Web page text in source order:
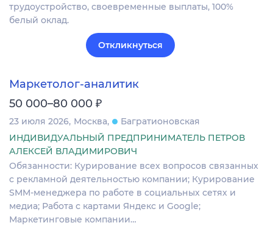
трудоустройство, своевременные выплаты, 100%
белый оклад.
Откликнуться
Маркетолог-аналитик
50 000–80 000 ₽
23 июля 2026 Москва
Багратионовская
ИНДИВИДУАЛЬНЫЙ ПРЕДПРИНИМАТЕЛЬ ПЕТРОВ
АЛЕКСЕЙ ВЛАДИМИРОВИЧ
Обязанности: Курирование всех вопросов связанных
с рекламной деятельностью компании; Курирование
SMM-менеджера по работе в социальных сетях и
медиа; Работа с картами Яндекс и Google;
Маркетинговые компании…